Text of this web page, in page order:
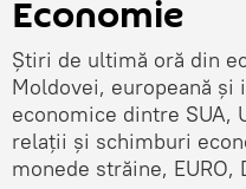
Economie
Știri de ultimă oră din
Moldovei, europeană și
economice dintre SUA,
relații și schimburi
monede străine, EURO,